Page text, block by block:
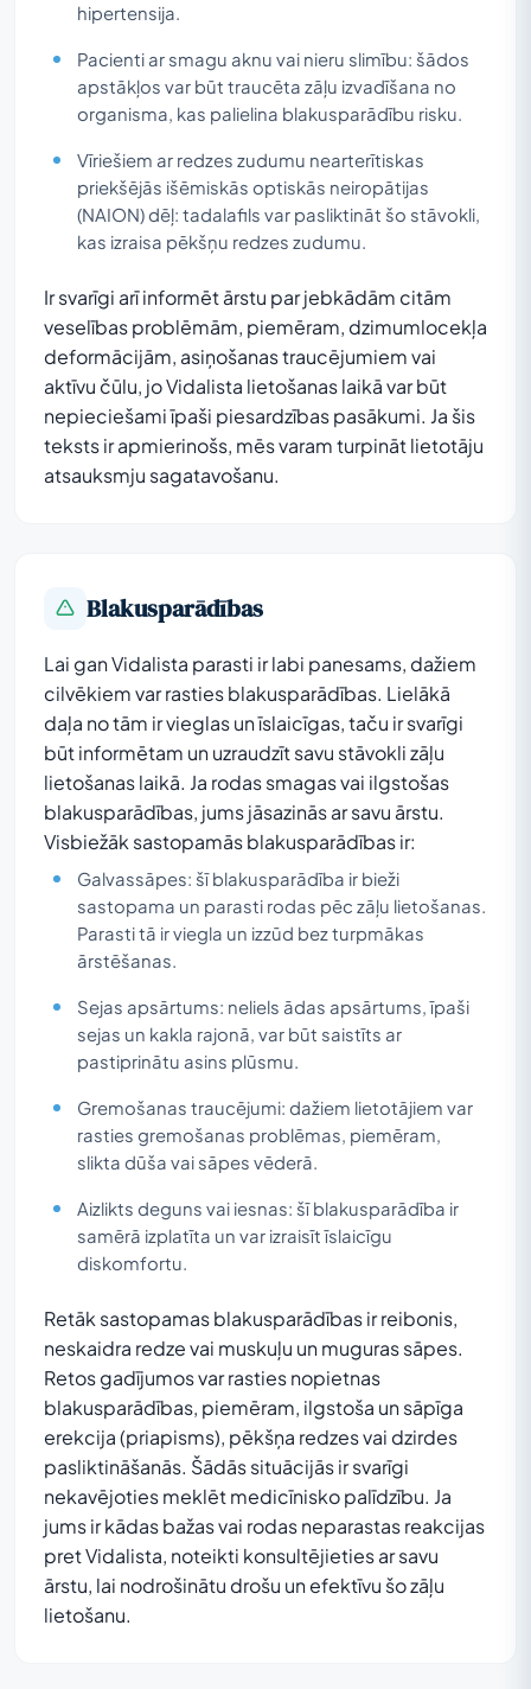
hipertensija.
Pacienti ar smagu aknu vai nieru slimību: šādos
apstākļos var būt traucēta zāļu izvadīšana no
organisma, kas palielina blakusparādību risku.
Vīriešiem ar redzes zudumu nearterītiskas
priekšējās išēmiskās optiskās neiropātijas
(NAION) dēļ: tadalafils var pasliktināt šo stāvokli,
kas izraisa pēkšņu redzes zudumu.
Ir svarīgi arī informēt ārstu par jebkādām citām
veselības problēmām, piemēram, dzimumlocekļa
deformācijām, asiņošanas traucējumiem vai
aktīvu čūlu, jo Vidalista lietošanas laikā var būt
nepieciešami īpaši piesardzības pasākumi. Ja šis
teksts ir apmierinošs, mēs varam turpināt lietotāju
atsauksmju sagatavošanu.
Blakusparādības
Lai gan Vidalista parasti ir labi panesams, dažiem
cilvēkiem var rasties blakusparādības. Lielākā
daļa no tām ir vieglas un īslaicīgas, taču ir svarīgi
būt informētam un uzraudzīt savu stāvokli zāļu
lietošanas laikā. Ja rodas smagas vai ilgstošas
blakusparādības, jums jāsazinās ar savu ārstu.
Visbiežāk sastopamās blakusparādības ir:
Galvassāpes: šī blakusparādība ir bieži
sastopama un parasti rodas pēc zāļu lietošanas.
Parasti tā ir viegla un izzūd bez turpmākas
ārstēšanas.
Sejas apsārtums: neliels ādas apsārtums, īpaši
sejas un kakla rajonā, var būt saistīts ar
pastiprinātu asins plūsmu.
Gremošanas traucējumi: dažiem lietotājiem var
rasties gremošanas problēmas, piemēram,
slikta dūša vai sāpes vēderā.
Aizlikts deguns vai iesnas: šī blakusparādība ir
samērā izplatīta un var izraisīt īslaicīgu
diskomfortu.
Retāk sastopamas blakusparādības ir reibonis,
neskaidra redze vai muskuļu un muguras sāpes.
Retos gadījumos var rasties nopietnas
blakusparādības, piemēram, ilgstoša un sāpīga
erekcija (priapisms), pēkšņa redzes vai dzirdes
pasliktināšanās. Šādās situācijās ir svarīgi
nekavējoties meklēt medicīnisko palīdzību. Ja
jums ir kādas bažas vai rodas neparastas reakcijas
pret Vidalista, noteikti konsultējieties ar savu
ārstu, lai nodrošinātu drošu un efektīvu šo zāļu
lietošanu.